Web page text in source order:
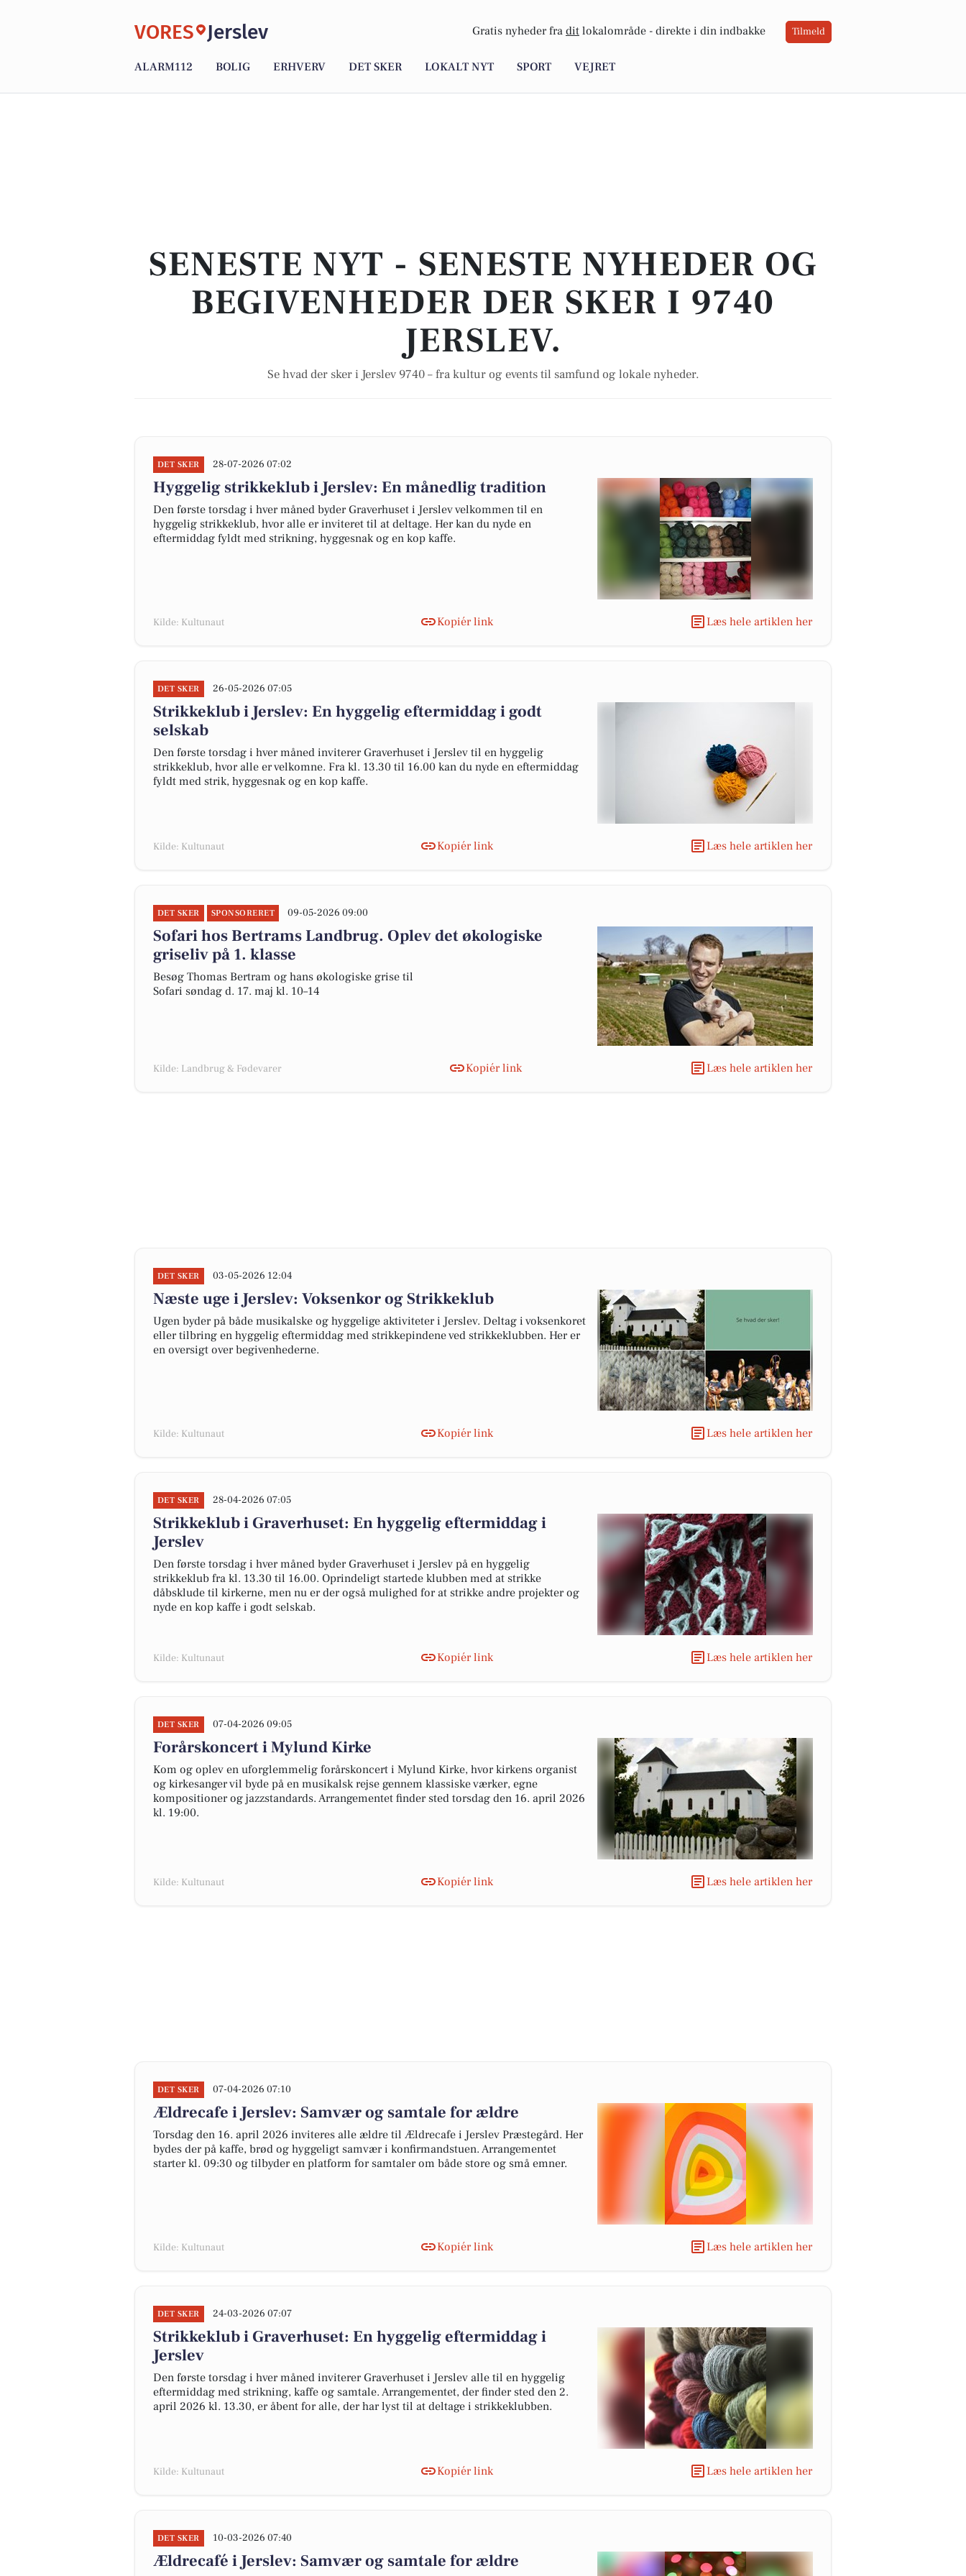
VORES Jerslev Gratis nyheder fra dit lokalområde - direkte i din indbakke Tilmeld
ALARM112 BOLIG ERHVERV DET SKER LOKALT NYT SPORT VEJRET
SENESTE NYT - SENESTE NYHEDER OG
BEGIVENHEDER DER SKER I 9740
JERSLEV.
Se hvad der sker i Jerslev 9740 – fra kultur og events til samfund og lokale nyheder.
DET SKER 28-07-2026 07:02
Hyggelig strikkeklub i Jerslev: En månedlig tradition
Den første torsdag i hver måned byder Graverhuset i Jerslev velkommen til en
hyggelig strikkeklub, hvor alle er inviteret til at deltage. Her kan du nyde en
eftermiddag fyldt med strikning, hyggesnak og en kop kaffe.
Kilde: Kultunaut Kopiér link Læs hele artiklen her
DET SKER 26-05-2026 07:05
Strikkeklub i Jerslev: En hyggelig eftermiddag i godt
selskab
Den første torsdag i hver måned inviterer Graverhuset i Jerslev til en hyggelig
strikkeklub, hvor alle er velkomne. Fra kl. 13.30 til 16.00 kan du nyde en eftermiddag
fyldt med strik, hyggesnak og en kop kaffe.
Kilde: Kultunaut Kopiér link Læs hele artiklen her
DET SKER SPONSORERET 09-05-2026 09:00
Sofari hos Bertrams Landbrug. Oplev det økologiske
griseliv på 1. klasse
Besøg Thomas Bertram og hans økologiske grise til
Sofari søndag d. 17. maj kl. 10–14
Kilde: Landbrug & Fødevarer Kopiér link Læs hele artiklen her
DET SKER 03-05-2026 12:04
Næste uge i Jerslev: Voksenkor og Strikkeklub
Ugen byder på både musikalske og hyggelige aktiviteter i Jerslev. Deltag i voksenkoret
eller tilbring en hyggelig eftermiddag med strikkepindene ved strikkeklubben. Her er
en oversigt over begivenhederne.
Kilde: Kultunaut Kopiér link Læs hele artiklen her
DET SKER 28-04-2026 07:05
Strikkeklub i Graverhuset: En hyggelig eftermiddag i
Jerslev
Den første torsdag i hver måned byder Graverhuset i Jerslev på en hyggelig
strikkeklub fra kl. 13.30 til 16.00. Oprindeligt startede klubben med at strikke
dåbsklude til kirkerne, men nu er der også mulighed for at strikke andre projekter og
nyde en kop kaffe i godt selskab.
Kilde: Kultunaut Kopiér link Læs hele artiklen her
DET SKER 07-04-2026 09:05
Forårskoncert i Mylund Kirke
Kom og oplev en uforglemmelig forårskoncert i Mylund Kirke, hvor kirkens organist
og kirkesanger vil byde på en musikalsk rejse gennem klassiske værker, egne
kompositioner og jazzstandards. Arrangementet finder sted torsdag den 16. april 2026
kl. 19:00.
Kilde: Kultunaut Kopiér link Læs hele artiklen her
DET SKER 07-04-2026 07:10
Ældrecafe i Jerslev: Samvær og samtale for ældre
Torsdag den 16. april 2026 inviteres alle ældre til Ældrecafe i Jerslev Præstegård. Her
bydes der på kaffe, brød og hyggeligt samvær i konfirmandstuen. Arrangementet
starter kl. 09:30 og tilbyder en platform for samtaler om både store og små emner.
Kilde: Kultunaut Kopiér link Læs hele artiklen her
DET SKER 24-03-2026 07:07
Strikkeklub i Graverhuset: En hyggelig eftermiddag i
Jerslev
Den første torsdag i hver måned inviterer Graverhuset i Jerslev alle til en hyggelig
eftermiddag med strikning, kaffe og samtale. Arrangementet, der finder sted den 2.
april 2026 kl. 13.30, er åbent for alle, der har lyst til at deltage i strikkeklubben.
Kilde: Kultunaut Kopiér link Læs hele artiklen her
DET SKER 10-03-2026 07:40
Ældrecafé i Jerslev: Samvær og samtale for ældre